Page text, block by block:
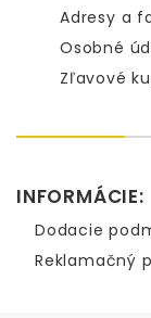
Adresy a
Osobné
Zľavové
INFORMÁCIE:
Dodacie
Reklamačný